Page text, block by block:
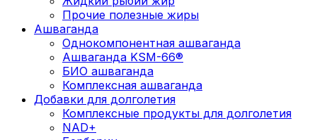
Прочие полезные жиры
Ашваганда
Однокомпонентная ашваганда
Ашваганда KSM-66®
БИО ашваганда
Комплексная ашваганда
Добавки для долголетия
Комплексные продукты для долголетия
NAD+